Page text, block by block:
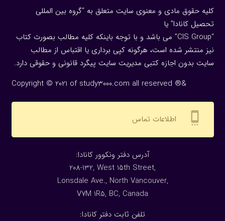
کلیه حقوق مادی و معنوی سایت متعلق به “گروه بین المللی
تحصیل کانادا” یا
“CIS Group” می باشد و با توجه باینکه کلیه مطالب بصورت کتاب
نیز منتشر شده است، هرگونه كپی برداری یا اقتباس از مطالب
سایت بدون اجازه كتبی مدیریت سایت پیگرد قانونی و حقوقی دارد.
Copyright © 2021 of study3000.com all reserved ®&
settings_cell اطلاعات تماس
:آدرس دفتر ونکوور کانادا
208-132, West 15th Street,
Lonsdale Ave., North Vancouver,
V7M 1R5, BC, Canada
:تلفن ثابت دفتر کانادا